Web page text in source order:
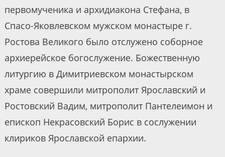
первомученика и архидиакона Стефана, в
Спасо-Яковлевском мужском монастыре г.
Ростова Великого было отслужено соборное
архиерейское богослужение. Божественную
литургию в Димитриевском монастырском
храме совершили митрополит Ярославский и
Ростовский Вадим, митрополит Пантелеимон и
епископ Некрасовский Борис в сослужении
клириков Ярославской епархии.